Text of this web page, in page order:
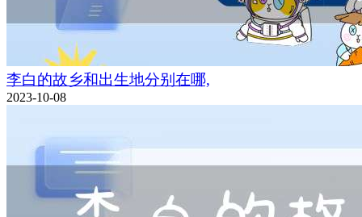
李白的故乡和出生地分别在哪,
2023-10-08